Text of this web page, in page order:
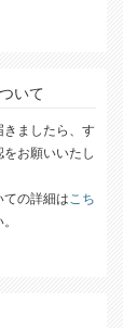
いて
きましたら、す
をお願いいたし
ての詳細は こち